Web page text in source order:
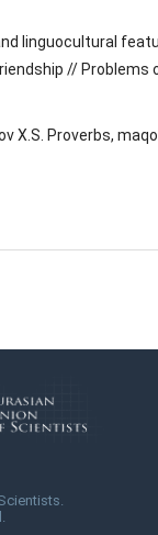
linguocultural
// Problems
X.S. Proverbs,